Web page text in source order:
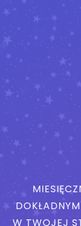
W TWOJEJ